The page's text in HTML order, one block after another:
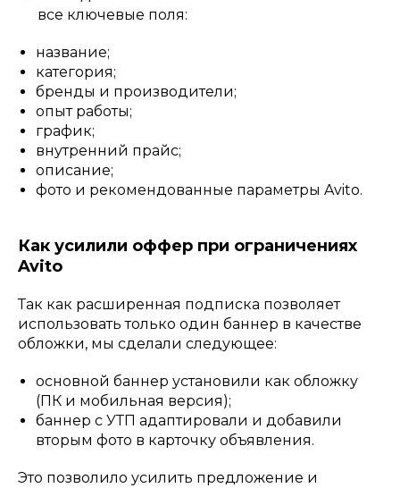
все ключевые поля:
название;
категория;
бренды и производители;
опыт работы;
график;
внутренний прайс;
описание;
фото и рекомендованные параметры Avito.
Как усилили оффер при ограничениях
Avito
Так как расширенная подписка позволяет
использовать только один баннер в качестве
обложки, мы сделали следующее:
основной баннер установили как обложку
(ПК и мобильная версия);
баннер с УТП адаптировали и добавили
вторым фото в карточку объявления.
Это позволило усилить предложение и